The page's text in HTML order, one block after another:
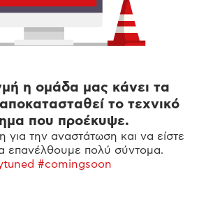
η ομάδα μας κάνει τα
το τεχνικό
που προέκυψε.
την αναστάτωση και να είστε
επανέλθουμε πολύ σύντομα.
#comingsoon